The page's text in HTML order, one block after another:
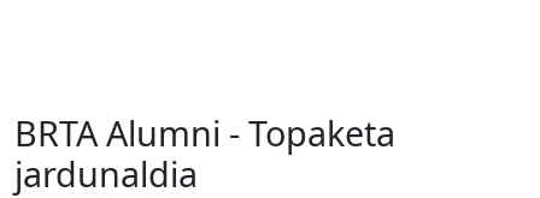
BRTA Alumni - Topaketa
jardunaldia